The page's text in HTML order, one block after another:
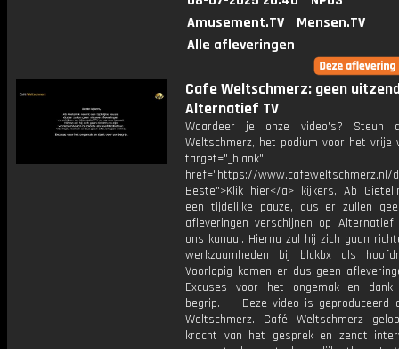
Amusement.TV
Mensen.TV
Alle afleveringen
Cafe Weltschmerz: geen
Alternatief TV
Waardeer je onze video's? Steun
Weltschmerz, het podium voor het vrije
target="_blank"
href="https://www.cafeweltschmerz.nl/
Beste">Klik hier</a> kijkers, Ab
een tijdelijke pauze, dus er zullen
afleveringen verschijnen op Alternatief
ons kanaal. Hierna zal hij zich gaan
werkzaamheden bij blckbx als
Voorlopig komen er dus geen
Excuses voor het ongemak en
begrip. --- Deze video is geproduceerd
Weltschmerz. Café Weltschmerz
kracht van het gesprek en zendt